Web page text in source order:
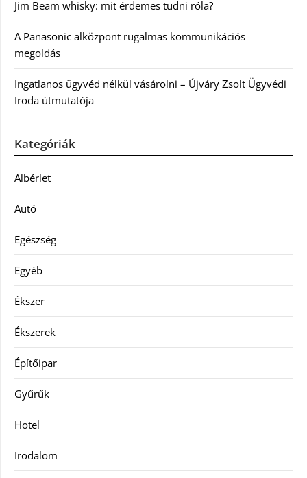
Jim Beam whisky: mit érdemes tudni róla?
A Panasonic alközpont rugalmas kommunikációs
megoldás
Ingatlanos ügyvéd nélkül vásárolni – Újváry Zsolt Ügyvédi
Iroda útmutatója
Kategóriák
Albérlet
Autó
Egészség
Egyéb
Ékszer
Ékszerek
Építőipar
Gyűrűk
Hotel
Irodalom